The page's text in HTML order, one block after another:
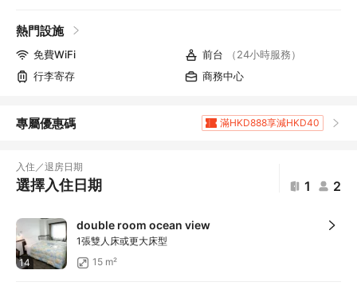
熱門設施
免費WiFi 前台
（24小時服務）
行李寄存
商務中心
專屬優惠碼
滿HKD888享減HKD40
滿HKD800享減HKD50
入住／退房日期
選擇入住日期 1 2
14
double room ocean view
1張雙人床或更大床型
15 m²